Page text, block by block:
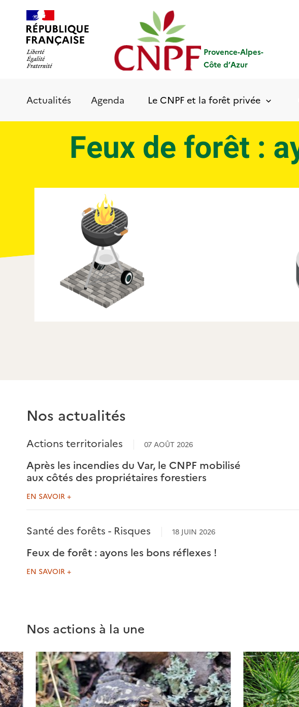
contenu
principal
Provence-Alpes-
Côte d’Azur
Actualités Agenda Le CNPF et la forêt privée
Nos actualités
Actions territoriales 07 AOÛT 2026
Après les incendies du Var, le CNPF mobilisé
aux côtés des propriétaires forestiers
EN SAVOIR +
Santé des forêts - Risques 18 JUIN 2026
Feux de forêt : ayons les bons réflexes !
EN SAVOIR +
Nos actions à la une